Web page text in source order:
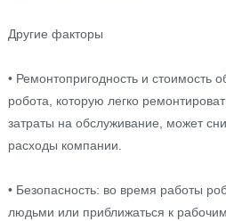
Другие факторы
• Ремонтопригодность и стоимость
робота, которую легко
затраты на обслуживание, может
расходы компании.
• Безопасность: во время работы
людьми или приближаться к